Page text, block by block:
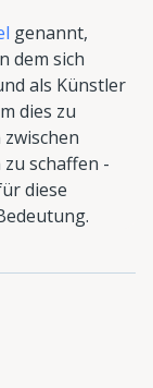
genannt,
dem sich
als Künstler
dies zu
schaffen -
diese